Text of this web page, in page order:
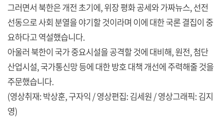
그러면서 북한은 개전 초기에, 위장 평화 공세와 가짜뉴스, 선전
선동으로 사회 분열을 야기할 것이라며 이에 대한 국론 결집이 중
요하다고 역설했습니다.
아울러 북한이 국가 중요시설을 공격할 것에 대비해, 원전, 첨단
산업시설, 국가통신망 등에 대한 방호 대책 개선에 주력해줄 것을
주문했습니다.
(영상취재: 박상훈, 구자익 / 영상편집: 김세원 / 영상그래픽: 김지
영)